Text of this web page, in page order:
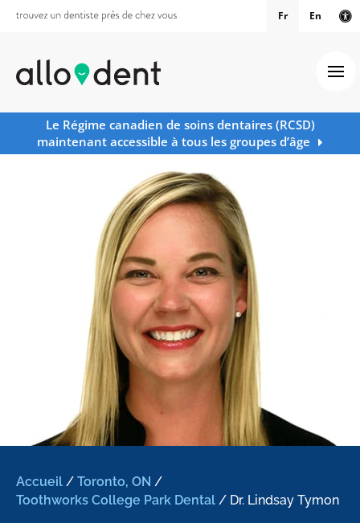
Fr En
Le Régime canadien de soins dentaires (RCSD)
maintenant accessible à tous les groupes d’âge
Accueil / Toronto, ON /
Toothworks College Park Dental / Dr. Lindsay Tymon